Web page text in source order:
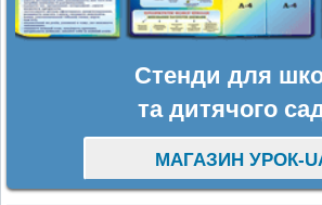
Стенди для
та дитячого
МАГАЗИН УРОК-